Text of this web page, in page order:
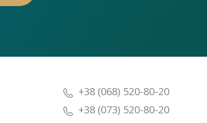
+38 (068) 520-80-20
+38 (073) 520-80-20